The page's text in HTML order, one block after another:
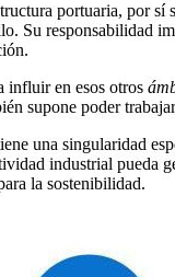
portuaria, por
Su responsabilidad
influir en esos otros
supone poder
una singularidad
industrial pueda
la sostenibilidad.